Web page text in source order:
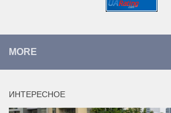
MORE
ИНТЕРЕСНОЕ